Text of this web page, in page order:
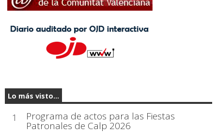
Lo más visto...
1 Programa de actos para las Fiestas
Patronales de Calp 2026